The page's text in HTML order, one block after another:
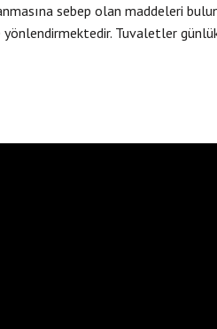
sebep olan maddeleri
Tuvaletler